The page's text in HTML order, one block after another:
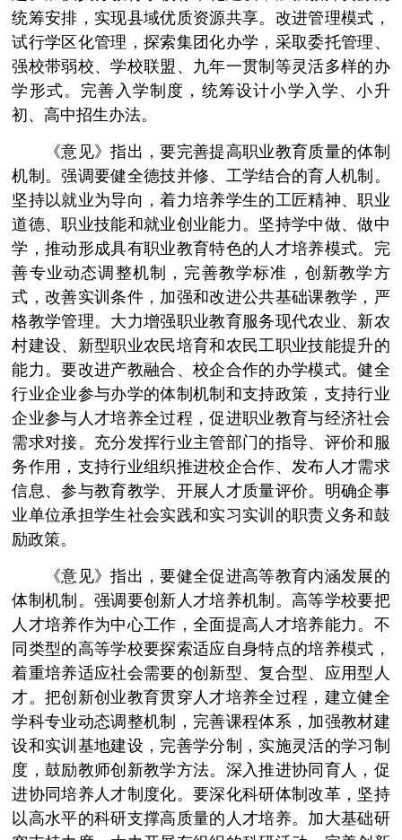
统筹安排，实现县域优质资源共享。改进管理模式，
试行学区化管理，探索集团化办学，采取委托管理、
强校带弱校、学校联盟、九年一贯制等灵活多样的办
学形式。完善入学制度，统筹设计小学入学、小升
初、高中招生办法。
《意见》指出，要完善提高职业教育质量的体制
机制。强调要健全德技并修、工学结合的育人机制。
坚持以就业为导向，着力培养学生的工匠精神、职业
道德、职业技能和就业创业能力。坚持学中做、做中
学，推动形成具有职业教育特色的人才培养模式。完
善专业动态调整机制，完善教学标准，创新教学方
式，改善实训条件，加强和改进公共基础课教学，严
格教学管理。大力增强职业教育服务现代农业、新农
村建设、新型职业农民培育和农民工职业技能提升的
能力。要改进产教融合、校企合作的办学模式。健全
行业企业参与办学的体制机制和支持政策，支持行业
企业参与人才培养全过程，促进职业教育与经济社会
需求对接。充分发挥行业主管部门的指导、评价和服
务作用，支持行业组织推进校企合作、发布人才需求
信息、参与教育教学、开展人才质量评价。明确企事
业单位承担学生社会实践和实习实训的职责义务和鼓
励政策。
《意见》指出，要健全促进高等教育内涵发展的
体制机制。强调要创新人才培养机制。高等学校要把
人才培养作为中心工作，全面提高人才培养能力。不
同类型的高等学校要探索适应自身特点的培养模式，
着重培养适应社会需要的创新型、复合型、应用型人
才。把创新创业教育贯穿人才培养全过程，建立健全
学科专业动态调整机制，完善课程体系，加强教材建
设和实训基地建设，完善学分制，实施灵活的学习制
度，鼓励教师创新教学方法。深入推进协同育人，促
进协同培养人才制度化。要深化科研体制改革，坚持
以高水平的科研支撑高质量的人才培养。加大基础研